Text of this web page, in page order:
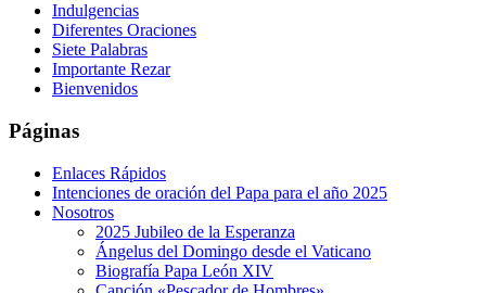
Indulgencias
Diferentes Oraciones
Siete Palabras
Importante Rezar
Bienvenidos
Páginas
Enlaces Rápidos
Intenciones de oración del Papa para el año 2025
Nosotros
2025 Jubileo de la Esperanza
Ángelus del Domingo desde el Vaticano
Biografía Papa León XIV